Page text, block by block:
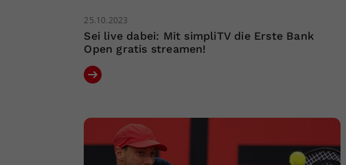
25.10.2023
Sei live dabei: Mit simpliTV die Erste Bank
Open gratis streamen!